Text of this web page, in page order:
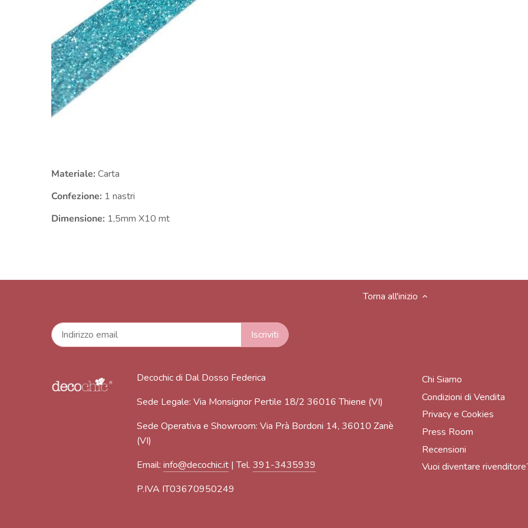
Materiale: Carta
Confezione: 1 nastri
Dimensione: 1,5mm X10 mt
Torna all'inizio
Decochic di Dal Dosso Federica
Sede Legale: Via Monsignor Pertile 18/2 36016 Thiene (VI)
Sede Operativa e Showroom: Via Prà Bordoni 14, 36010 Zanè
(VI)
Email:info@decochic.it | Tel.391-3435939
P.IVA IT03670950249
Chi Siamo
Condizioni di Vendita
Privacy e Cookies
Press Room
Recensioni
Vuoi diventare